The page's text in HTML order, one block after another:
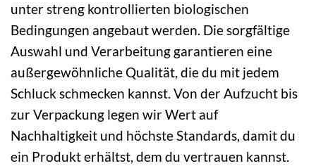
unter streng kontrollierten biologischen
Bedingungen angebaut werden. Die sorgfältige
Auswahl und Verarbeitung garantieren eine
außergewöhnliche Qualität, die du mit jedem
Schluck schmecken kannst. Von der Aufzucht bis
zur Verpackung legen wir Wert auf
Nachhaltigkeit und höchste Standards, damit du
ein Produkt erhältst, dem du vertrauen kannst.